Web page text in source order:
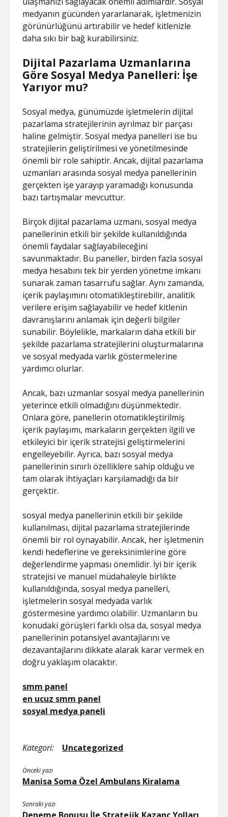
medyanın gücünden yararlanarak, işletmenizin
görünürlüğünü artırabilir ve hedef kitlenizle
daha sıkı bir bağ kurabilirsiniz.
Dijital Pazarlama Uzmanlarına
Göre Sosyal Medya Panelleri: İşe
Yarıyor mu?
Sosyal medya, günümüzde işletmelerin dijital
pazarlama stratejilerinin ayrılmaz bir parçası
haline gelmiştir. Sosyal medya panelleri ise bu
stratejilerin geliştirilmesi ve yönetilmesinde
önemli bir role sahiptir. Ancak, dijital pazarlama
uzmanları arasında sosyal medya panellerinin
gerçekten işe yarayıp yaramadığı konusunda
bazı tartışmalar mevcuttur.
Birçok dijital pazarlama uzmanı, sosyal medya
panellerinin etkili bir şekilde kullanıldığında
önemli faydalar sağlayabileceğini
savunmaktadır. Bu paneller, birden fazla sosyal
medya hesabını tek bir yerden yönetme imkanı
sunarak zaman tasarrufu sağlar. Aynı zamanda,
içerik paylaşımını otomatikleştirebilir, analitik
verilere erişim sağlayabilir ve hedef kitlenin
davranışlarını anlamak için değerli bilgiler
sunabilir. Böylelikle, markaların daha etkili bir
şekilde pazarlama stratejilerini oluşturmalarına
ve sosyal medyada varlık göstermelerine
yardımcı olurlar.
Ancak, bazı uzmanlar sosyal medya panellerinin
yeterince etkili olmadığını düşünmektedir.
Onlara göre, panellerin otomatikleştirilmiş
içerik paylaşımı, markaların gerçekten ilgili ve
etkileyici bir içerik stratejisi geliştirmelerini
engelleyebilir. Ayrıca, bazı sosyal medya
panellerinin sınırlı özelliklere sahip olduğu ve
tam olarak ihtiyaçları karşılamadığı da bir
gerçektir.
sosyal medya panellerinin etkili bir şekilde
kullanılması, dijital pazarlama stratejilerinde
önemli bir rol oynayabilir. Ancak, her işletmenin
kendi hedeflerine ve gereksinimlerine göre
değerlendirme yapması önemlidir. İyi bir içerik
stratejisi ve manuel müdahaleyle birlikte
kullanıldığında, sosyal medya panelleri,
işletmelerin sosyal medyada varlık
göstermesine yardımcı olabilir. Uzmanların bu
konudaki görüşleri farklı olsa da, sosyal medya
panellerinin potansiyel avantajlarını ve
dezavantajlarını dikkate alarak karar vermek en
doğru yaklaşım olacaktır.
smm panel
en ucuz smm panel
sosyal medya paneli
Kategori: Uncategorized
Önceki yazı
Manisa Soma Özel Ambulans Kiralama
Sonraki yazı